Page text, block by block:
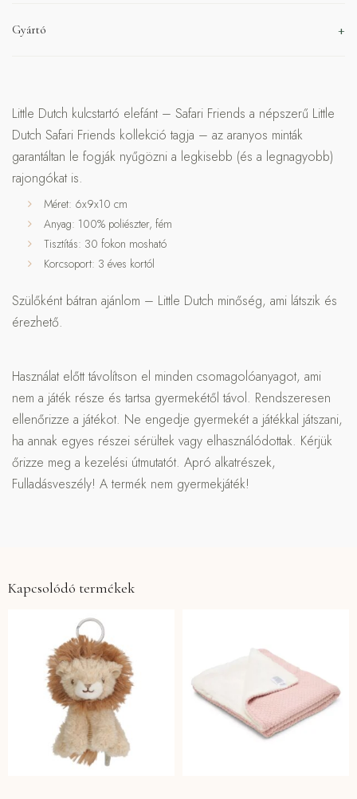
Gyártó
Little Dutch kulcstartó elefánt – Safari Friends a népszerű Little
Dutch Safari Friends kollekció tagja – az aranyos minták
garantáltan le fogják nyűgözni a legkisebb (és a legnagyobb)
rajongókat is.
Méret: 6x9x10 cm
Anyag: 100% poliészter, fém
Tisztítás: 30 fokon mosható
Korcsoport: 3 éves kortól
Szülőként bátran ajánlom – Little Dutch minőség, ami látszik és
érezhető.
Használat előtt távolítson el minden csomagolóanyagot, ami
nem a játék része és tartsa gyermekétől távol. Rendszeresen
ellenőrizze a játékot. Ne engedje gyermekét a játékkal játszani,
ha annak egyes részei sérültek vagy elhasználódottak. Kérjük
őrizze meg a kezelési útmutatót. Apró alkatrészek,
Fulladásveszély! A termék nem gyermekjáték!
Kapcsolódó termékek